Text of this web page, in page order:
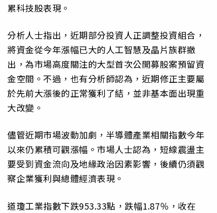
累科技股表現。
分析人士指出，近期部分投資人正調整投資組合，
將資金從今年漲幅已大的人工智慧及晶片族群撤
出，為市場高度關注的大型首次公開募股案預留資
金空間。不過，也有分析師認為，近期修正主要屬
於先前大漲後的正常獲利了結，並非基本面出現重
大改變。
儘管近期市場波動加劇，半導體產業相關指數今年
以來仍累積可觀漲幅。市場人士認為，短線震盪主
要受到資金流向及地緣政治因素影響，後續仍須觀
察企業獲利與總體經濟表現。
道瓊工業指數下跌953.33點，跌幅1.87％，收在